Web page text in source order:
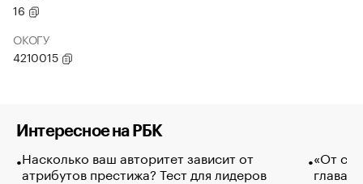
16
ОКОГУ
4210015
Интересное на РБК
Насколько ваш авторитет зависит от
атрибутов престижа? Тест для лидеров
«От
глава